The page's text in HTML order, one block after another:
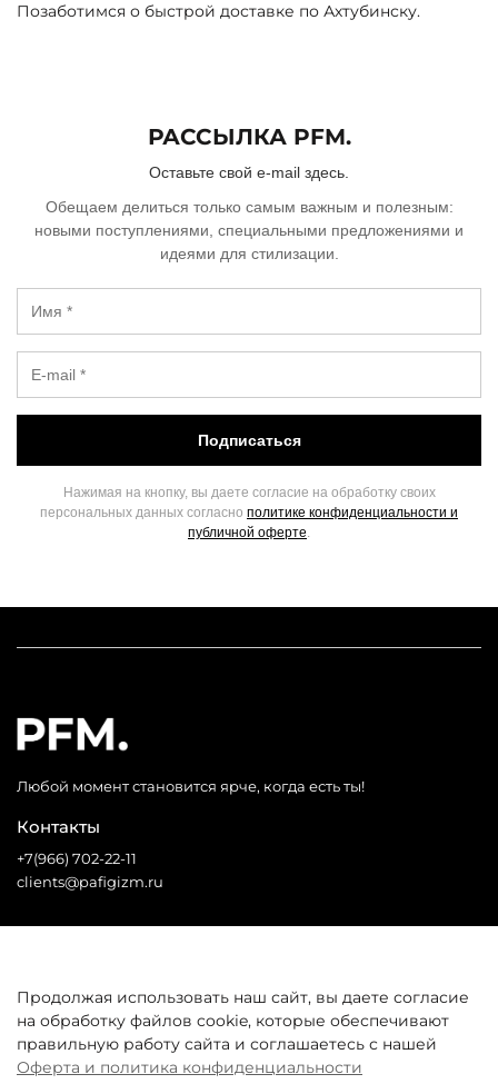
Позаботимся о быстрой доставке по Ахтубинску.
РАССЫЛКА PFM.
Оставьте свой e-mail здесь.
Обещаем делиться только самым важным и полезным:
новыми поступлениями, специальными предложениями и
идеями для стилизации.
Подписаться
Нажимая на кнопку, вы даете согласие на обработку своих
персональных данных согласно политике конфиденциальности и
публичной оферте.
Любой момент становится ярче, когда есть ты!
Покупателям
Контакты
+7(966) 702-22-11
clients@pafigizm.ru
* Запрещенная сеть
Продолжая использовать наш сайт, вы даете согласие
на обработку файлов cookie, которые обеспечивают
правильную работу сайта и соглашаетесь с нашей
Оферта и политика конфиденциальности